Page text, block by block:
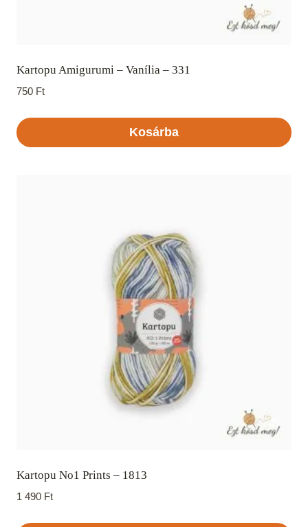
Kartopu Amigurumi – Vanília – 331
750 Ft
Kosárba
Kartopu No1 Prints – 1813
1 490 Ft